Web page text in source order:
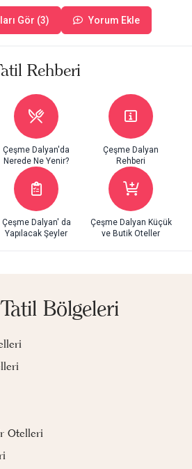
Gör (3) Yorum Ekle
Rehberi
Çeşme Dalyan'da
Nerede Ne Yenir?
Çeşme Dalyan
Rehberi
Çeşme Dalyan' da
Yapılacak Şeyler
Çeşme Dalyan Küçük
ve Butik Oteller
Bölgeleri
Otelleri